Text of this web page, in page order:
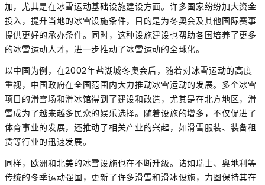
加，尤其是在冰雪运动基础设施建设方面。许多国家纷纷加大资金
投入，提升当地的冰雪设施条件，目的是为冬奥会及其他国际赛事
提供更好的承办条件。同时，这种设施建设也帮助各国培养了更多
的冰雪运动人才，进一步推动了冰雪运动的全球化。
以中国为例，在2002年盐湖城冬奥会后，随着对冰雪运动的高度
重视，中国政府在全国范围内大力推动冰雪运动的发展。多个冰雪
项目的滑雪场和滑冰馆得到了建设和改造，尤其是在北方地区，滑
雪成为了越来越多民众的娱乐选择。随着设施的增多，不仅促进了
体育事业的发展，还推动了相关产业的兴起，如滑雪服装、装备租
赁等行业的迅速发展。
同样，欧洲和北美的冰雪设施也在不断升级。诸如瑞士、奥地利等
传统的冬季运动强国，更新了许多滑雪和滑冰设施，力图保持其在